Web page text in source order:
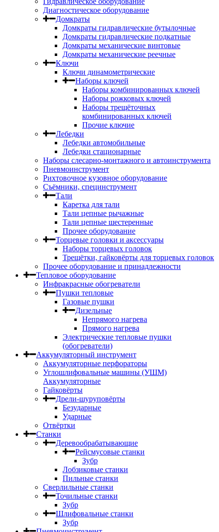
Диагностическое оборудование
Домкраты
Домкраты гидравлические бутылочные
Домкраты гидравлические подкатные
Домкраты механические винтовые
Домкраты механические реечные
Ключи
Ключи динамометрические
Наборы ключей
Наборы комбинированных ключей
Наборы рожковых ключей
Наборы трещёточных
комбинированных ключей
Прочие ключие
Лебедки
Лебедки автомобильные
Лебедки стационарные
Наборы слесарно-монтажного и автоинструмента
Пневмоинструмент
Рихтовочное кузовное оборудование
Съёмники, специнструмент
Тали
Каретка для тали
Тали цепные рычажные
Тали цепные шестеренные
Прочее оборудование
Торцевые головки и аксессуары
Наборы торцевых головок
Трещётки, гайковёрты для торцевых головок
Прочее оборудование и принадлежности
Тепловое оборудование
Инфракрасные обогреватели
Пушки тепловые
Газовые пушки
Дизельные
Непрямого нагрева
Прямого нагрева
Электрические тепловые пушки
(обогреватели)
Аккумуляторный инструмент
Аккумуляторные перфораторы
Углошлифовальные машины (УШМ)
Аккумуляторные
Гайковёрты
Дрели-шуруповёрты
Безударные
Ударные
Отвёртки
Станки
Деревообрабатывающие
Рейсмусовые станки
Зубр
Лобзиковые станки
Пильные станки
Сверлильные станки
Точильные станки
Зубр
Шлифовальные станки
Зубр